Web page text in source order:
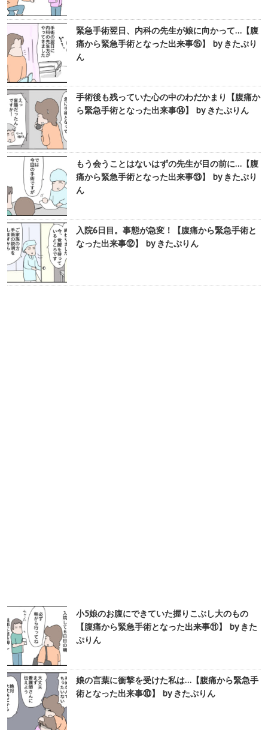
緊急手術翌日、内科の先生が娘に向かって…【腹
痛から緊急手術となった出来事⑮】 by きたぷり
ん
手術後も残っていた心の中のわだかまり【腹痛か
ら緊急手術となった出来事⑭】 by きたぷりん
もう会うことはないはずの先生が目の前に…【腹
痛から緊急手術となった出来事⑬】 by きたぷり
ん
入院6日目。事態が急変！【腹痛から緊急手術と
なった出来事⑫】 by きたぷりん
小5娘のお腹にできていた握りこぶし大のもの
【腹痛から緊急手術となった出来事⑪】 by きた
ぷりん
娘の言葉に衝撃を受けた私は…【腹痛から緊急手
術となった出来事⑩】 by きたぷりん